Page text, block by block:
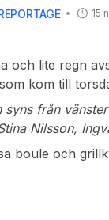
15
och lite regn
kom till
Gösta Nilsson,
Bengt
boule och
samkväm.